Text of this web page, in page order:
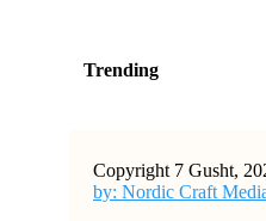
Trending
Copyright 7 Gusht,
by: Nordic Craft